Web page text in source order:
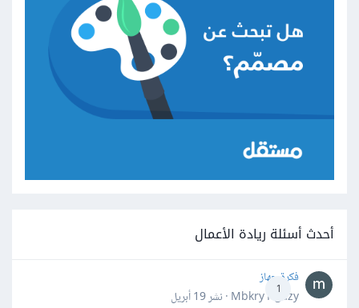
أحدث أسئلة ريادة الأعمال
1
فكرة جهاز
Mbkry Hgazy · نشر
19 أبريل